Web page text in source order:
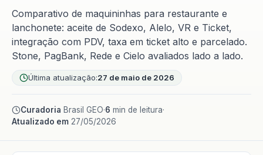
Comparativo de maquininhas para restaurante e
lanchonete: aceite de Sodexo, Alelo, VR e Ticket,
integração com PDV, taxa em ticket alto e parcelado.
Stone, PagBank, Rede e Cielo avaliados lado a lado.
Última atualização:27 de maio de 2026
Curadoria Brasil GEO·6 min de leitura·
Atualizado em 27/05/2026